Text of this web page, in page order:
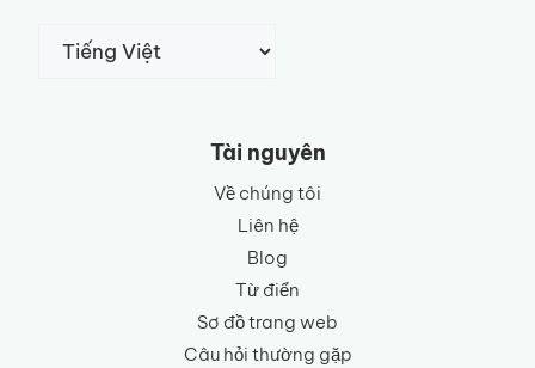
Chọn
một
Tài nguyên
Về chúng tôi
Liên hệ
Blog
Từ điển
Sơ đồ trang web
Câu hỏi thường gặp